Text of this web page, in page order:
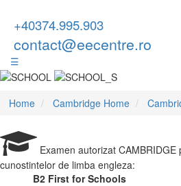
+40374.995.903
contact@eecentre.ro
☰
Home Cambridge Home
Examen autorizat
cunostintelor de limba engleza:
B2 First for Schools